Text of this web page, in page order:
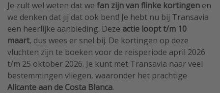
Je zult wel weten dat we fan zijn van flinke kortingen en
we denken dat jij dat ook bent! Je hebt nu bij Transavia
een heerlijke aanbieding. Deze actie loopt t/m 10
maart, dus wees er snel bij. De kortingen op deze
vluchten zijn te boeken voor de reisperiode april 2026
t/m 25 oktober 2026. Je kunt met Transavia naar veel
bestemmingen vliegen, waaronder het prachtige
Alicante aan de Costa Blanca.